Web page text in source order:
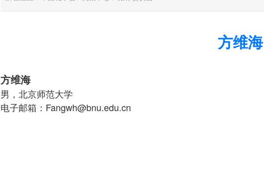
方维海
方维海
男，北京师范大学
电子邮箱：Fangwh@bnu.edu.cn